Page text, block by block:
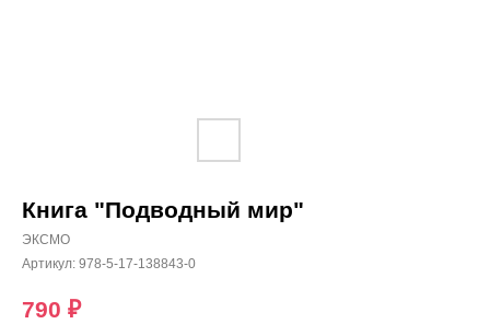
Книга "Подводный мир"
ЭКСМО
Артикул: 978-5-17-138843-0
790 ₽